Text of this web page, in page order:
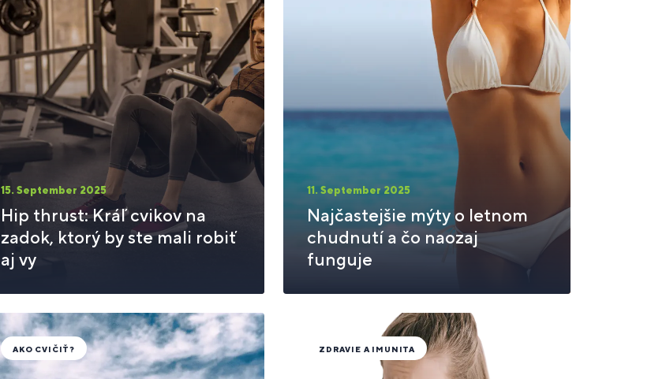
15. September 2025
Hip thrust: Kráľ cvikov na
zadok, ktorý by ste mali robiť
aj vy
11. September 2025
Najčastejšie mýty o letnom
chudnutí a čo naozaj
funguje
AKO CVIČIŤ? ZDRAVIE A IMUNITA